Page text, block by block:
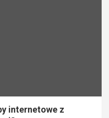
internetowe z